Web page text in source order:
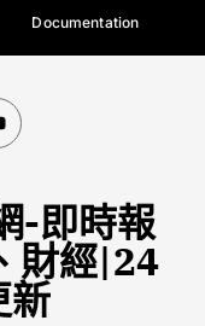
Documentation
-即時報
財經|24
新